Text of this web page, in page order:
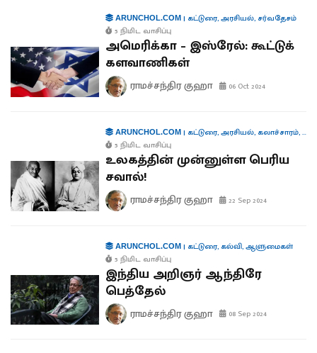
ARUNCHOL.COM| கட்டுரை,அரசியல், சர்வதேசம்
5 நிமிட வாசிப்பு
அமெரிக்கா – இஸ்ரேல்: கூட்டுக்
களவாணிகள்
ராமச்சந்திர குஹா 06 Oct 2024
ARUNCHOL.COM| கட்டுரை,அரசியல், கலாச்சாரம்,
5 நிமிட வாசிப்பு
உலகத்தின் முன்னுள்ள பெரிய
சவால்!
ராமச்சந்திர குஹா 22 Sep 2024
ARUNCHOL.COM| கட்டுரை, கல்வி,ஆளுமைகள்
5 நிமிட வாசிப்பு
இந்திய அறிஞர் ஆந்திரே
பெத்தேல்
ராமச்சந்திர குஹா 08 Sep 2024